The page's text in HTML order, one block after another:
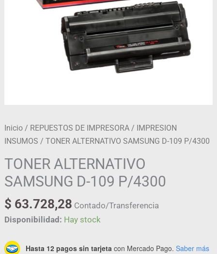
Inicio / REPUESTOS DE IMPRESORA / IMPRESION
INSUMOS / TONER ALTERNATIVO SAMSUNG D-109 P/4300
TONER ALTERNATIVO
SAMSUNG D-109 P/4300
$ 63.728,28 Contado/Transferencia
Disponibilidad: Hay stock
Hasta 12 pagos sin tarjeta con Mercado Pago. Saber más